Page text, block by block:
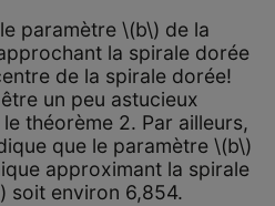
paramètre \(b\) de la
la spirale dorée
de la spirale dorée!
un peu astucieux
théorème 2. Par ailleurs,
que le paramètre \(b\)
approximant la spirale
soit environ 6,854.